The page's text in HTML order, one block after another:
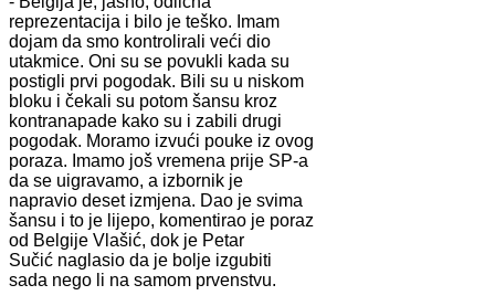
reprezentacija i bilo je teško. Imam
dojam da smo kontrolirali veći dio
utakmice. Oni su se povukli kada su
postigli prvi pogodak. Bili su u niskom
bloku i čekali su potom šansu kroz
kontranapade kako su i zabili drugi
pogodak. Moramo izvući pouke iz ovog
poraza. Imamo još vremena prije SP-a
da se uigravamo, a izbornik je
napravio deset izmjena. Dao je svima
šansu i to je lijepo, komentirao je poraz
od Belgije Vlašić, dok je Petar
Sučić naglasio da je bolje izgubiti
sada nego li na samom prvenstvu.